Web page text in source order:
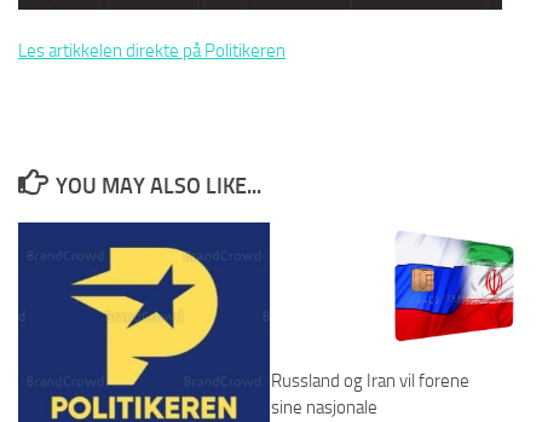
Les artikkelen direkte på Politikeren
YOU MAY ALSO LIKE...
Russland og Iran vil forene
sine nasjonale